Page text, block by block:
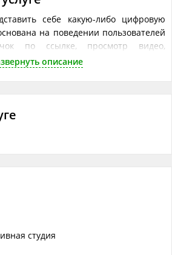
себе какую-либо цифровую
на поведении пользователей
по ссылке, просмотр видео,
продукта
компании
описание
студия